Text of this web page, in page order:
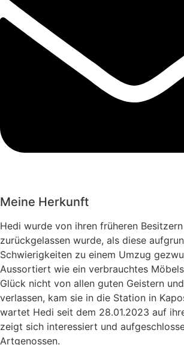
Meine Herkunft
Hedi wurde von ihren früheren
zurückgelassen wurde, als diese
Schwierigkeiten zu einem Umzug
Aussortiert wie ein verbrauchtes
Glück nicht von allen guten Geistern
verlassen, kam sie in die Station in
wartet Hedi seit dem 28.01.2023 auf
zeigt sich interessiert und
Artgenossen.